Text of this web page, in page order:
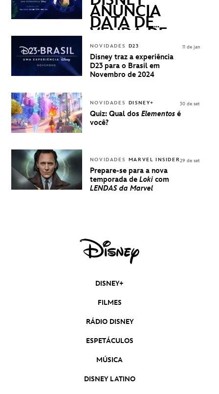
ANUNCIA
DATA DE
VENDA DE
INGRESSOS
PARA A D23
BRASIL -
UMA
DISNEY
NOVIDADES D23
Disney traz a experiência
D23 para o Brasil em
Novembro de 2024
11 de jan
NOVIDADES DISNEY+
Quiz: Qual dos Elementos é
você?
30 de set
NOVIDADES MARVEL INSIDER
Prepare-se para a nova
temporada de Loki com
LENDAS da Marvel
29 de set
DISNEY+
FILMES
RÁDIO DISNEY
ESPETÁCULOS
MÚSICA
DISNEY LATINO